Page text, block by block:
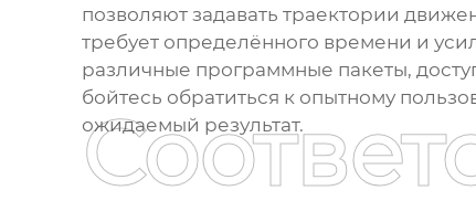
позволяют задавать траектории
требует определённого времени и
различные программные пакеты,
бойтесь обратиться к опытному
ожидаемый результат.